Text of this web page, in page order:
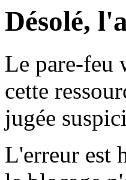
Désolé,
Le pare-feu
cette
jugée
L'erreur est